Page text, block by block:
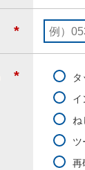
*
* タ
イ
ね
ツ
再